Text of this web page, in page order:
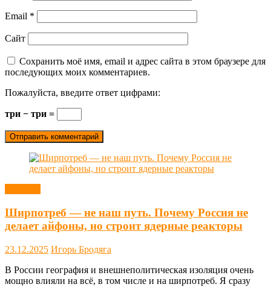
Email *
Сайт
Сохранить моё имя, email и адрес сайта в этом браузере для
последующих моих комментариев.
Пожалуйста, введите ответ цифрами:
три − три =
Ширпотреб — не наш путь. Почему Россия не
делает айфоны, но строит ядерные реакторы
23.12.2025 Игорь Бродяга
В России география и внешнеполитическая изоляция очень
мощно влияли на всё, в том числе и на ширпотреб. Я сразу